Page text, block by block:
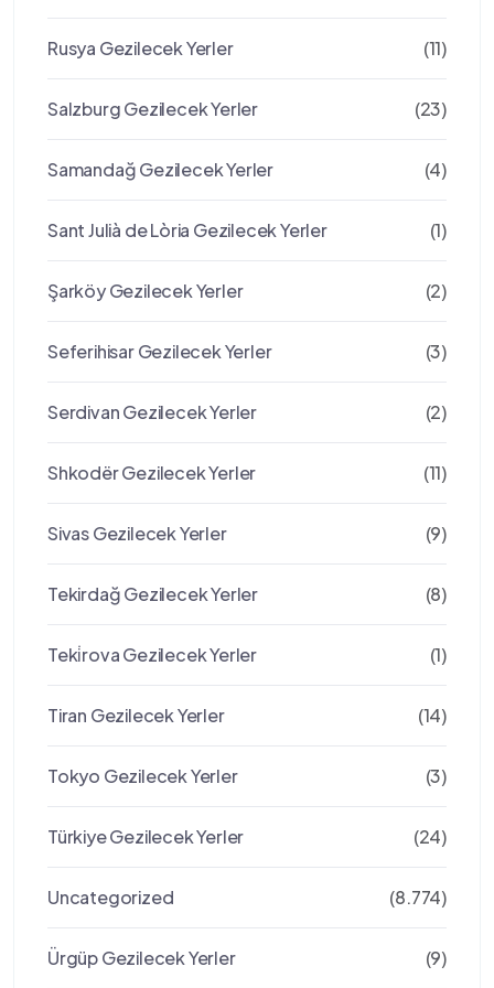
Rusya Gezilecek Yerler (11)
Salzburg Gezilecek Yerler (23)
Samandağ Gezilecek Yerler (4)
Sant Julià de Lòria Gezilecek Yerler (1)
Şarköy Gezilecek Yerler (2)
Seferihisar Gezilecek Yerler (3)
Serdivan Gezilecek Yerler (2)
Shkodër Gezilecek Yerler (11)
Sivas Gezilecek Yerler (9)
Tekirdağ Gezilecek Yerler (8)
Teki̇rova Gezilecek Yerler (1)
Tiran Gezilecek Yerler (14)
Tokyo Gezilecek Yerler (3)
Türkiye Gezilecek Yerler (24)
Uncategorized (8.774)
Ürgüp Gezilecek Yerler (9)